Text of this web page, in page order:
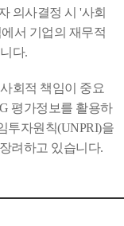
의사결정 시 '사회
서 기업의 재무적
다.
회적 책임이 중요
평가정보를 활용하
투자원칙(UNPRI)을
려하고 있습니다.